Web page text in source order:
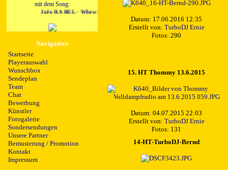
mit dem Song:
JoJo RABEL - When I Hear You By Night
Navigation
Startseite
Playerauswahl
Wunschbox
Sendeplan
Team
Chat
Bewerbung
Künstler
Fotogalerie
Sondersendungen
Unsere Partner
Bemusterung / Promotion
Kontakt
Impressum
Datum: 17.06.2016 12:35
Erstellt von: TurboDJ Ernie
Fotos: 290
15. HT Thommy 13.6.2015
Datum: 04.07.2015 22:03
Erstellt von: TurboDJ Ernie
Fotos: 131
14-HT-TurboDJ-Bernd